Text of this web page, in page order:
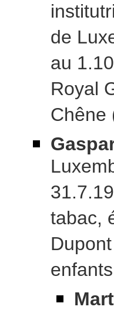
de
au
Royal
Chêne
tabac,